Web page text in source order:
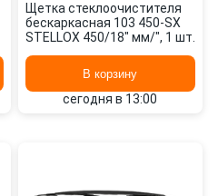
Щетка стеклоочистителя
бескаркасная 103 450-SX
STELLOX 450/18" мм/", 1 шт.
В корзину
сегодня в 13:00